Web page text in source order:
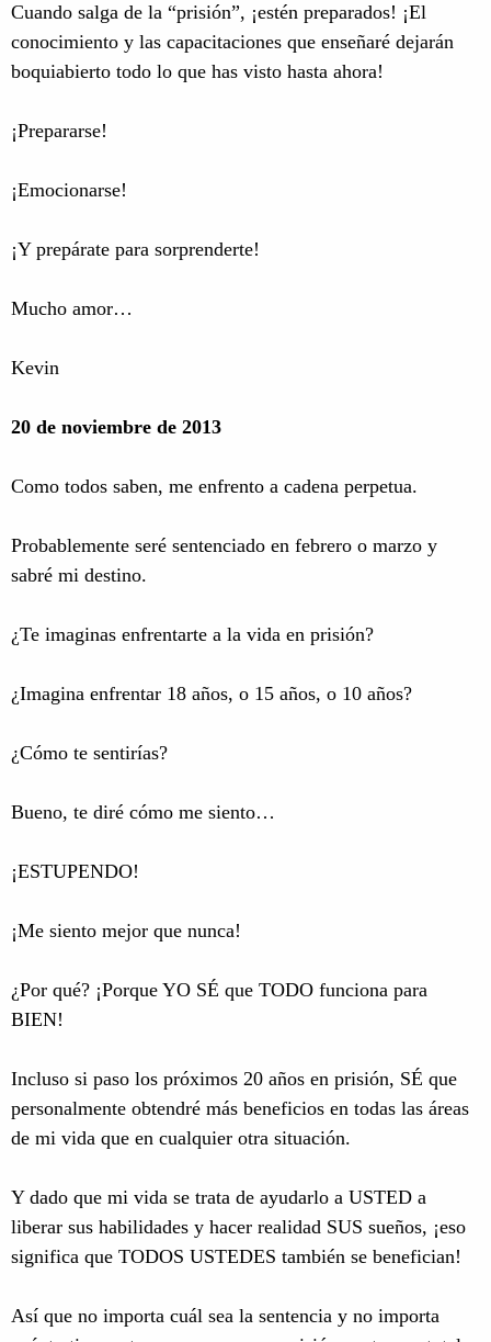
Cuando salga de la “prisión”, ¡estén preparados! ¡El
conocimiento y las capacitaciones que enseñaré dejarán
boquiabierto todo lo que has visto hasta ahora!
¡Prepararse!
¡Emocionarse!
¡Y prepárate para sorprenderte!
Mucho amor…
Kevin
20 de noviembre de 2013
Como todos saben, me enfrento a cadena perpetua.
Probablemente seré sentenciado en febrero o marzo y
sabré mi destino.
¿Te imaginas enfrentarte a la vida en prisión?
¿Imagina enfrentar 18 años, o 15 años, o 10 años?
¿Cómo te sentirías?
Bueno, te diré cómo me siento…
¡ESTUPENDO!
¡Me siento mejor que nunca!
¿Por qué? ¡Porque YO SÉ que TODO funciona para
BIEN!
Incluso si paso los próximos 20 años en prisión, SÉ que
personalmente obtendré más beneficios en todas las áreas
de mi vida que en cualquier otra situación.
Y dado que mi vida se trata de ayudarlo a USTED a
liberar sus habilidades y hacer realidad SUS sueños, ¡eso
significa que TODOS USTEDES también se benefician!
Así que no importa cuál sea la sentencia y no importa